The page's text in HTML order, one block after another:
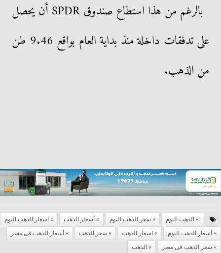
بالرغم من هذا استطاع صندوق SPDR أن يحصل
على تدفقات داخلة منذ بداية العام بواقع 9.46 طن
من الذهب.
الذهب اليوم سعر الذهب اليوم أسعار الذهب
اسعار الذهب اليوم
أسعار الذهب اليوم
اسعار الذهب سعر الذهب
أسعار الذهب فى مصر
سعر الذهب فى مصر
الذهب